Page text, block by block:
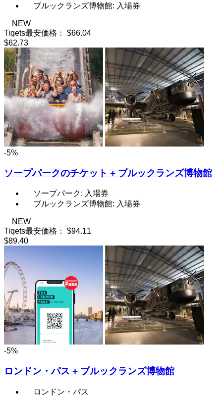
ブルックランズ博物館: 入場券
NEW
Tiqets最安価格：
$66.04
$62.73
-5%
ソープパークのチケット + ブルックランズ博物館
ソープパーク: 入場券
ブルックランズ博物館: 入場券
NEW
Tiqets最安価格：
$94.11
$89.40
-5%
ロンドン・パス + ブルックランズ博物館
ロンドン・パス